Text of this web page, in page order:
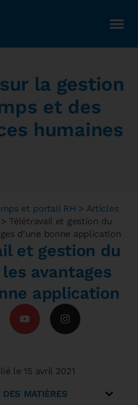
la gestion
et des
humaines
et portail RH > Articles
> Télétravail et gestion du
d’une bonne application
et gestion du
avantages
application
le 15 avril 2021
DES MATIÈRES